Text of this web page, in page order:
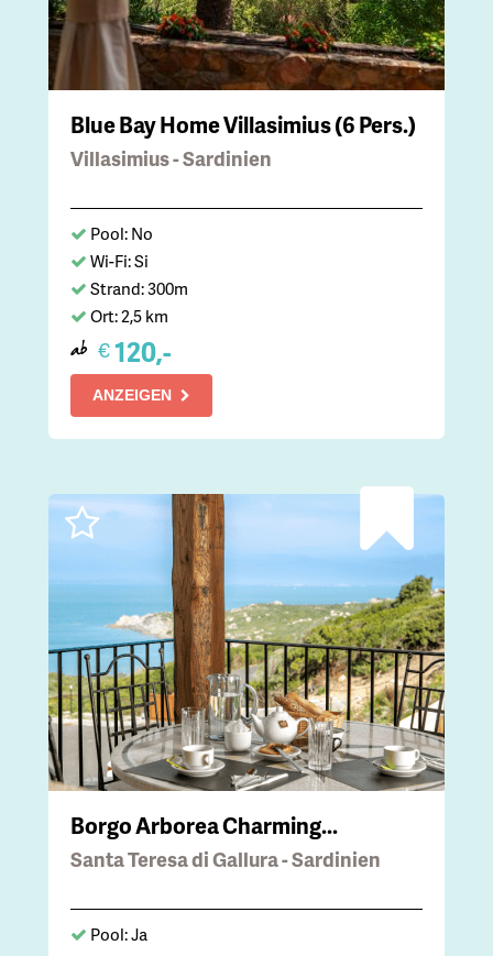
Blue Bay Home Villasimius (6 Pers.)
Villasimius - Sardinien
Pool: No
Wi-Fi: Si
Strand: 300m
Ort: 2,5 km
ab €120,-
ANZEIGEN
Borgo Arborea Charming...
Santa Teresa di Gallura - Sardinien
Pool: Ja